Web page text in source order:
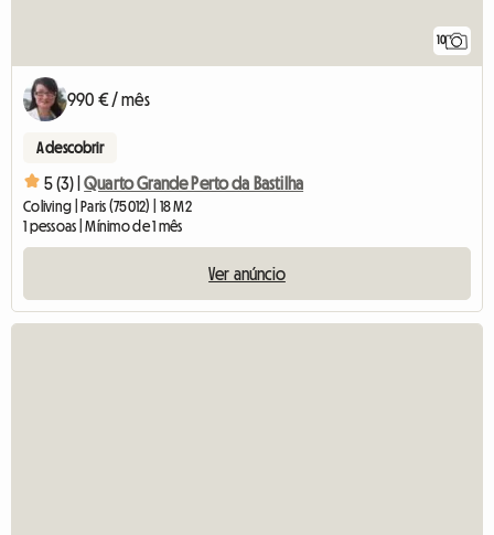
10
990 € / mês
A descobrir
5 (3) | Quarto Grande Perto da Bastilha
Coliving | Paris (75012) | 18 M2
1 pessoas | Mínimo de 1 mês
Ver anúncio